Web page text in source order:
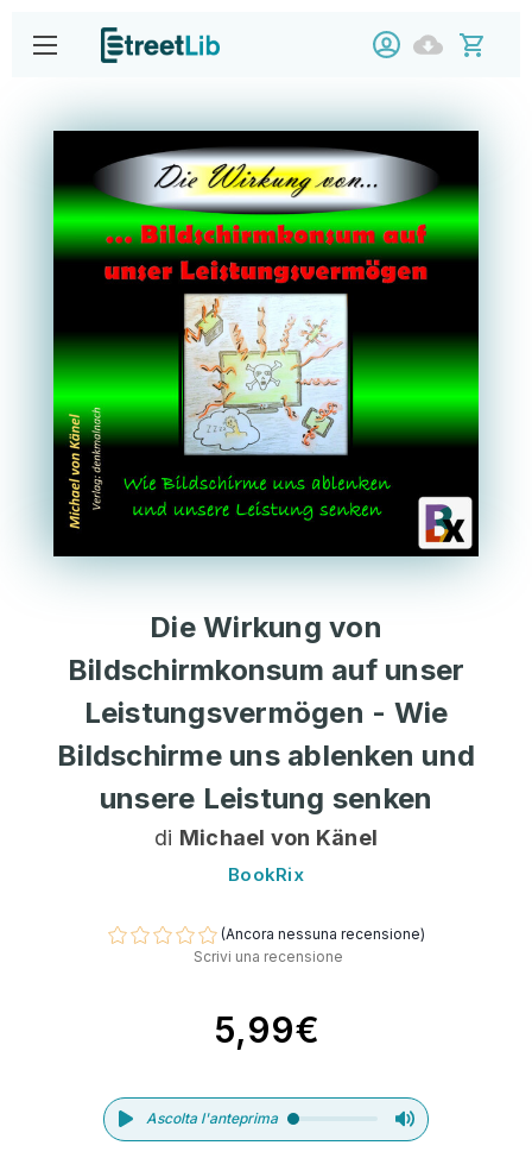
Die Wirkung von
Bildschirmkonsum auf unser
Leistungsvermögen - Wie
Bildschirme uns ablenken und
unsere Leistung senken
di Michael von Känel
BookRix
(Ancora nessuna recensione)
Scrivi una recensione
5,99€
Ascolta l'anteprima